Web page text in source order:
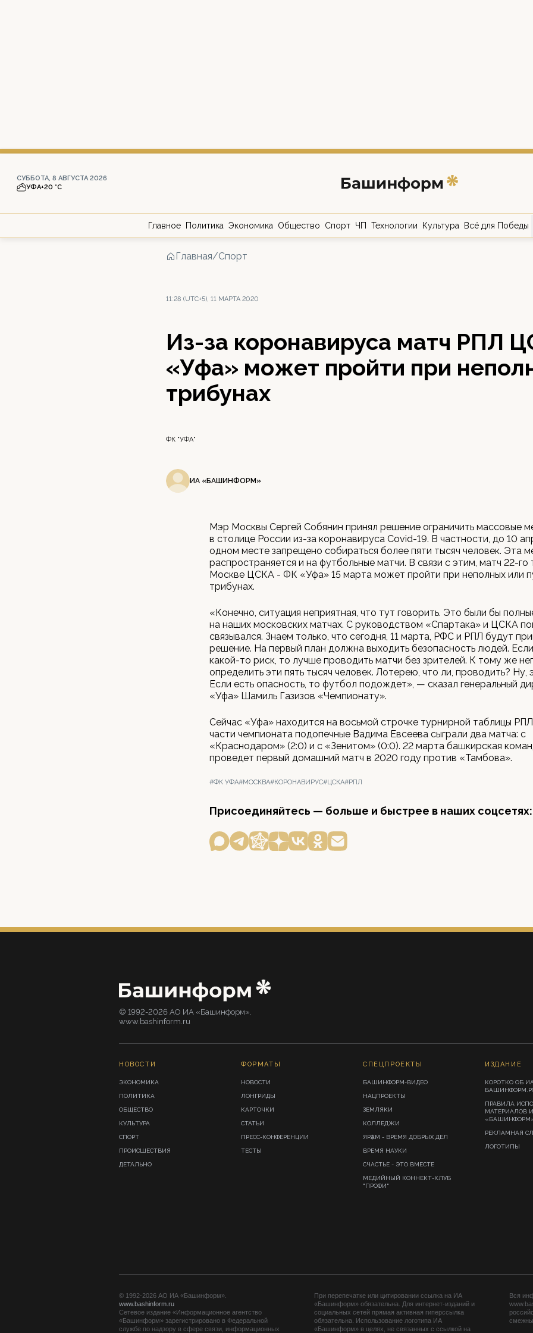
СУББОТА, 8 АВГУСТА 2026
УФА+20 °С
Главное Политика Экономика Общество Спорт ЧП Технологии Культура Всё для Победы
Главная/Спорт
11:28 (UTC+5), 11 МАРТА 2020
Из-за коронавируса матч РПЛ
«Уфа» может пройти при
трибунах
ФК "УФА"
ИА «БАШИНФОРМ»
Мэр Москвы Сергей Собянин принял решение ограничить массовые
в столице России из-за коронавируса Covid-19. В частности, до 10
одном месте запрещено собираться более пяти тысяч человек. Эта
распространяется и на футбольные матчи. В связи с этим, матч 22-
Москве ЦСКА - ФК «Уфа» 15 марта может пройти при неполных или
трибунах.
«Конечно, ситуация неприятная, что тут говорить. Это были бы
на наших московских матчах. С руководством «Спартака» и ЦСКА
связывался. Знаем только, что сегодня, 11 марта, РФС и РПЛ будут
решение. На первый план должна выходить безопасность людей. Если
какой-то риск, то лучше проводить матчи без зрителей. К тому же
определить эти пять тысяч человек. Лотерею, что ли, проводить? Ну,
Если есть опасность, то футбол подождет», — сказал генеральный
«Уфа» Шамиль Газизов «Чемпионату».
Сейчас «Уфа» находится на восьмой строчке турнирной таблицы
части чемпионата подопечные Вадима Евсеева сыграли два матча: с
«Краснодаром» (2:0) и с «Зенитом» (0:0). 22 марта башкирская
проведет первый домашний матч в 2020 году против «Тамбова».
#ФК УФА#МОСКВА#КОРОНАВИРУС#ЦСКА#РПЛ
Присоединяйтесь — больше и быстрее в наших соцсетях:
© 1992-2026 АО ИА «Башинформ».
www.bashinform.ru
НОВОСТИ
ЭКОНОМИКА
ПОЛИТИКА
ОБЩЕСТВО
КУЛЬТУРА
СПОРТ
ПРОИСШЕСТВИЯ
ДЕТАЛЬНО
ФОРМАТЫ
НОВОСТИ
ЛОНГРИДЫ
КАРТОЧКИ
СТАТЬИ
ПРЕСС-КОНФЕРЕНЦИИ
ТЕСТЫ
СПЕЦПРОЕКТЫ
БАШИНФОРМ-ВИДЕО
НАЦПРОЕКТЫ
ЗЕМЛЯКИ
КОЛЛЕДЖИ
ЯРҘАМ - ВРЕМЯ ДОБРЫХ ДЕЛ
ВРЕМЯ НАУКИ
СЧАСТЬЕ - ЭТО ВМЕСТЕ
МЕДИЙНЫЙ КОННЕКТ-КЛУБ
"ПРОФИ"
ИЗДАНИЕ
КОРОТКО ОБ ИА
ПРАВИЛА
МАТЕРИАЛОВ
РЕКЛАМНАЯ
ЛОГОТИПЫ
© 1992-2026 АО ИА «Башинформ».
www.bashinform.ru
Сетевое издание «Информационное агентство
«Башинформ» зарегистрировано в Федеральной
службе по надзору в сфере связи, информационных
При перепечатке или цитировании ссылка на ИА
«Башинформ» обязательна. Для интернет-изданий и
социальных сетей прямая активная гиперссылка
обязательна. Использование логотипа ИА
«Башинформ» в целях, не связанных с ссылкой на
Вся